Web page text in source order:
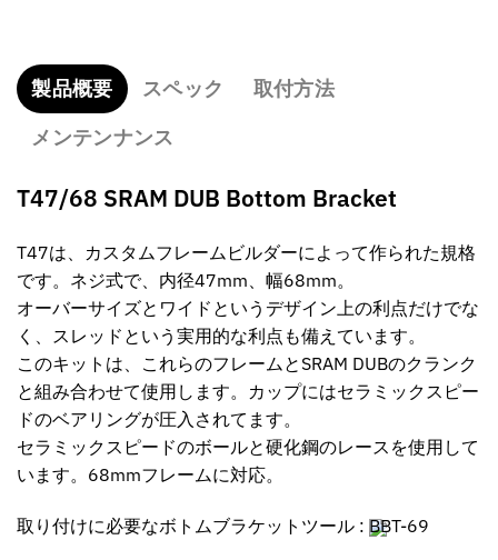
製品概要 スペック
取付方法
メンテンナンス
T47/68 SRAM DUB Bottom Bracket
T47は、カスタムフレームビルダーによって作られた規格
です。ネジ式で、内径47mm、幅68mm。
オーバーサイズとワイドというデザイン上の利点だけでな
く、スレッドという実用的な利点も備えています。
このキットは、これらのフレームとSRAM DUBのクランク
と組み合わせて使用します。カップにはセラミックスピー
ドのベアリングが圧入されてます。
セラミックスピードのボールと硬化鋼のレースを使用して
います。68mmフレームに対応。
取り付けに必要なボトムブラケットツール : BBT-69